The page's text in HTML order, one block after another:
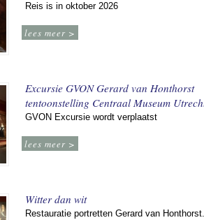
Reis is in oktober 2026
lees meer >
Excursie GVON Gerard van Honthorst
tentoonstelling Centraal Museum
GVON Excursie wordt verplaatst
lees meer >
Witter dan wit
Restauratie portretten Gerard van Honthorst.